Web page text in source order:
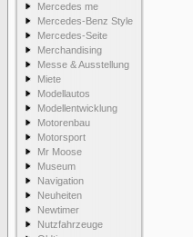
Mercedes me
Mercedes-Benz Style
Mercedes-Seite
Merchandising
Messe & Ausstellung
Miete
Modellautos
Modellentwicklung
Motorenbau
Motorsport
Mr Moose
Museum
Navigation
Neuheiten
Newtimer
Nutzfahrzeuge